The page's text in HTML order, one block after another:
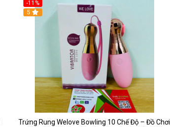
-11%
5
Trứng Rung Welove Bowling 10 Chế Độ – Đồ Chơi